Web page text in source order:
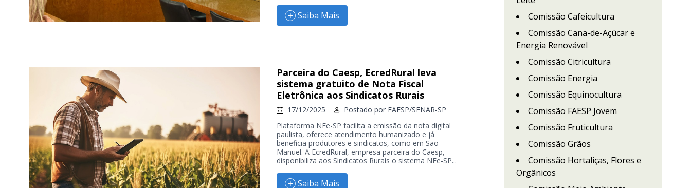
Saiba Mais
Parceira do Caesp, EcredRural leva
sistema gratuito de Nota Fiscal
Eletrônica aos Sindicatos Rurais
17/12/2025 Postado por FAESP/SENAR-SP
Plataforma NFe-SP facilita a emissão da nota digital
paulista, oferece atendimento humanizado e já
beneficia produtores e sindicatos, como em São
Manuel. A EcredRural, empresa parceira do Caesp,
disponibiliza aos Sindicatos Rurais o sistema NFe-SP...
Saiba Mais
Comissão Cafeicultura
Comissão Cana-de-Açúcar e
Energia Renovável
Comissão Citricultura
Comissão Energia
Comissão Equinocultura
Comissão FAESP Jovem
Comissão Fruticultura
Comissão Grãos
Comissão Hortaliças, Flores e
Orgânicos